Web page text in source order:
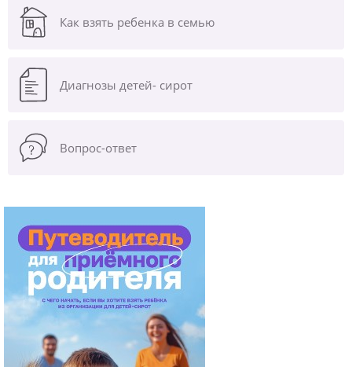
Как взять ребенка в семью
Диагнозы детей- сирот
Вопрос-ответ